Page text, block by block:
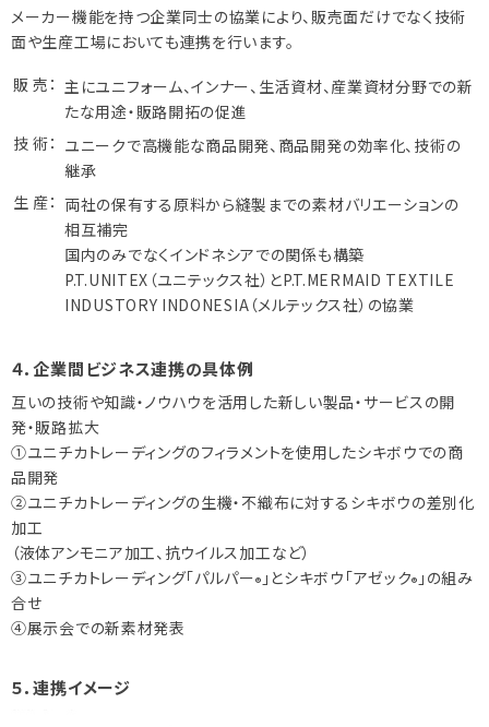
メーカー機能を持つ企業同士の協業により、販売面だけでなく技術
面や生産工場においても連携を行います。
販 売： 主にユニフォーム、インナー、生活資材、産業資材分野での新
たな用途・販路開拓の促進
技 術： ユニークで高機能な商品開発、商品開発の効率化、技術の
継承
生 産： 両社の保有する原料から縫製までの素材バリエーションの
相互補完
国内のみでなくインドネシアでの関係も構築
P.T.UNITEX（ユニテックス社）とP.T.MERMAID TEXTILE
INDUSTORY INDONESIA（メルテックス社）の協業
４．企業間ビジネス連携の具体例
互いの技術や知識・ノウハウを活用した新しい製品・サービスの開
発・販路拡大
①ユニチカトレーディングのフィラメントを使用したシキボウでの商
品開発
②ユニチカトレーディングの生機・不織布に対するシキボウの差別化
加工
（液体アンモニア加工、抗ウイルス加工など）
③ユニチカトレーディング「パルパー® 」とシキボウ「アゼック® 」の組み
合せ
④展示会での新素材発表
５．連携イメージ